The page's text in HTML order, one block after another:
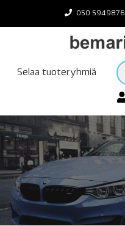
content
050 5949876
Selaa tuoteryhmiä